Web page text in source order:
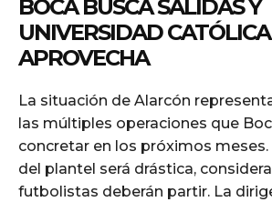
BOCA BUSCA SALIDAS Y
UNIVERSIDAD CATÓLICA
APROVECHA
La situación de Alarcón
las múltiples operaciones que
concretar en los próximos meses.
del plantel será drástica,
futbolistas deberán partir. La